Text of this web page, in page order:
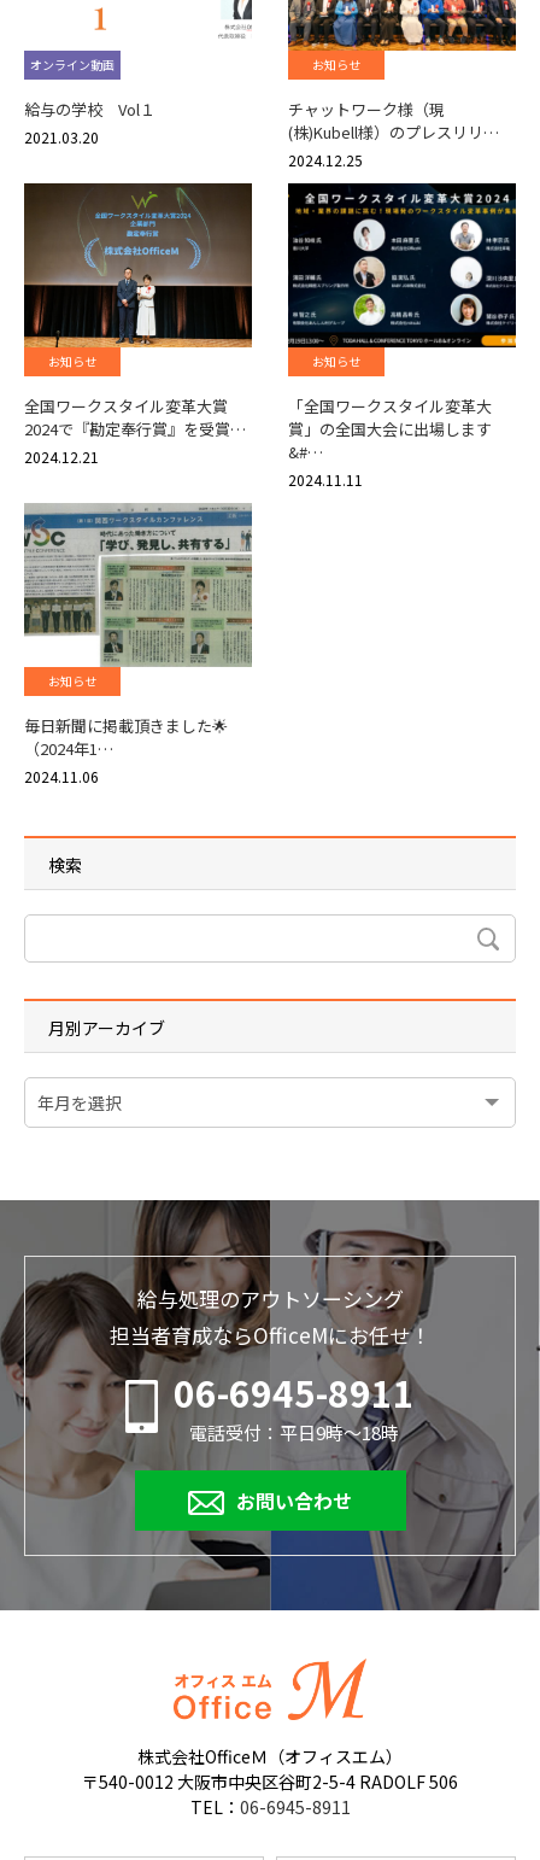
オンライン動画
給与の学校 Vol１
2021.03.20
お知らせ
チャットワーク様（現
(株)Kubell様）のプレスリリ…
2024.12.25
お知らせ
全国ワークスタイル変革大賞
2024で『勘定奉行賞』を受賞…
2024.12.21
お知らせ
「全国ワークスタイル変革大
賞」の全国大会に出場します
&#…
2024.11.11
お知らせ
毎日新聞に掲載頂きました🌟
（2024年1…
2024.11.06
検索
月別アーカイブ
給与処理のアウトソーシング
担当者育成ならOfficeMにお任せ！
06-6945-8911
電話受付：平日9時～18時
お問い合わせ
株式会社OfficeＭ（オフィスエム）
〒540-0012 大阪市中央区谷町2-5-4 RADOLF 506
TEL： 06-6945-8911